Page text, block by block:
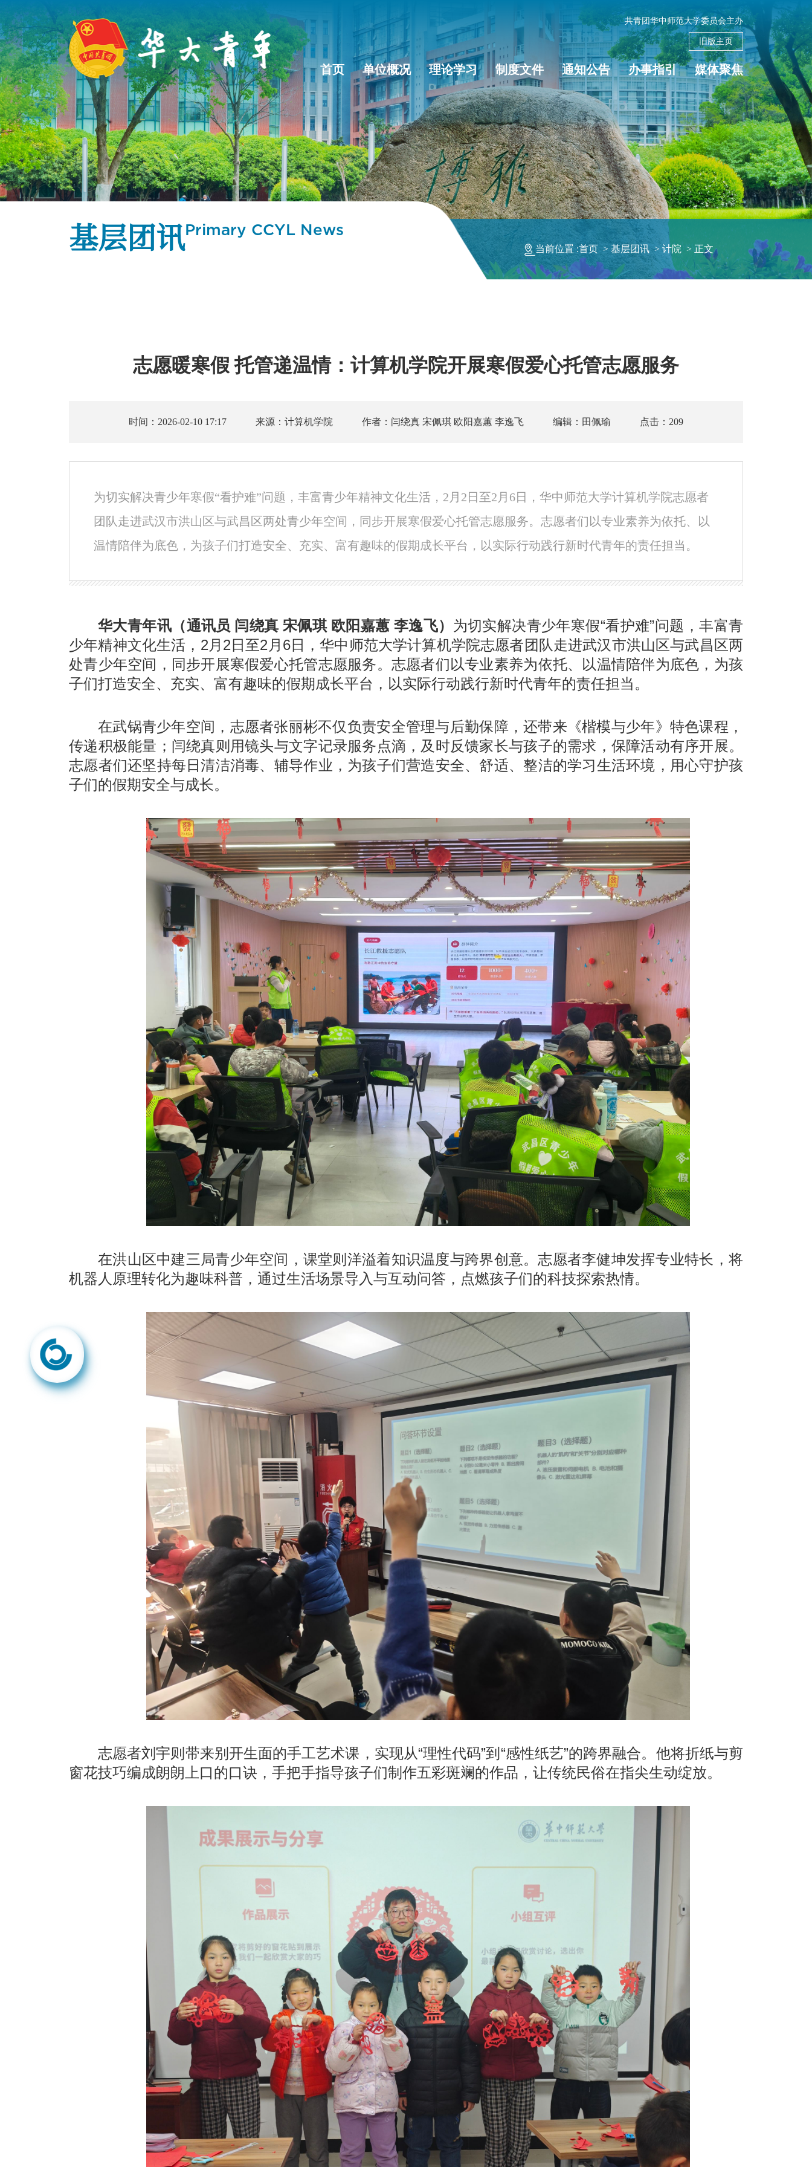
共青团华中师范大学委员会主办
旧版主页
首页 单位概况 理论学习 制度文件 通知公告 办事指引 媒体聚焦
基层团讯 Primary CCYL News
当前位置 :首页 > 基层团讯 > 计院 > 正文
志愿暖寒假 托管递温情：计算机学院开展寒假爱心托管志愿服务
时间：2026-02-10 17:17 来源：计算机学院 作者：闫绕真 宋佩琪 欧阳嘉蕙 李逸飞 编辑：田佩瑜 点击： 209
为切实解决青少年寒假“看护难”问题，丰富青少年精神文化生活，2月2日至2月6日，华中师范大学计算机学院志愿者
团队走进武汉市洪山区与武昌区两处青少年空间，同步开展寒假爱心托管志愿服务。志愿者们以专业素养为依托、以
温情陪伴为底色，为孩子们打造安全、充实、富有趣味的假期成长平台，以实际行动践行新时代青年的责任担当。
华大青年讯（通讯员 闫绕真 宋佩琪 欧阳嘉蕙 李逸飞） 为切实解决青少年寒假“看护难”问题，丰富青
少年精神文化生活，2月2日至2月6日，华中师范大学计算机学院志愿者团队走进武汉市洪山区与武昌区两
处青少年空间，同步开展寒假爱心托管志愿服务。志愿者们以专业素养为依托、以温情陪伴为底色，为孩
子们打造安全、充实、富有趣味的假期成长平台，以实际行动践行新时代青年的责任担当。
在武锅青少年空间，志愿者张丽彬不仅负责安全管理与后勤保障，还带来《楷模与少年》特色课程，
传递积极能量；闫绕真则用镜头与文字记录服务点滴，及时反馈家长与孩子的需求，保障活动有序开展。
志愿者们还坚持每日清洁消毒、辅导作业，为孩子们营造安全、舒适、整洁的学习生活环境，用心守护孩
子们的假期安全与成长。
在洪山区中建三局青少年空间，课堂则洋溢着知识温度与跨界创意。志愿者李健坤发挥专业特长，将
机器人原理转化为趣味科普，通过生活场景导入与互动问答，点燃孩子们的科技探索热情。
志愿者刘宇则带来别开生面的手工艺术课，实现从“理性代码”到“感性纸艺”的跨界融合。他将折纸与剪
窗花技巧编成朗朗上口的口诀，手把手指导孩子们制作五彩斑斓的作品，让传统民俗在指尖生动绽放。